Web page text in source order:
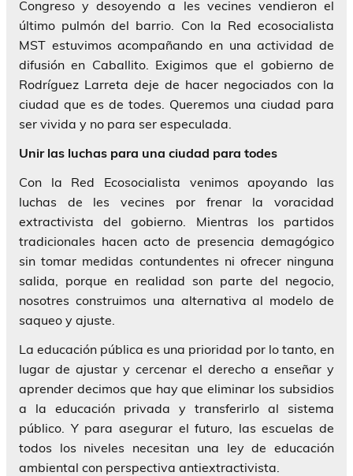
Congreso y desoyendo a les vecines vendieron el
último pulmón del barrio. Con la Red ecosocialista
MST estuvimos acompañando en una actividad de
difusión en Caballito. Exigimos que el gobierno de
Rodríguez Larreta deje de hacer negociados con la
ciudad que es de todes. Queremos una ciudad para
ser vivida y no para ser especulada.
Unir las luchas para una ciudad para todes
Con la Red Ecosocialista venimos apoyando las
luchas de les vecines por frenar la voracidad
extractivista del gobierno. Mientras los partidos
tradicionales hacen acto de presencia demagógico
sin tomar medidas contundentes ni ofrecer ninguna
salida, porque en realidad son parte del negocio,
nosotres construimos una alternativa al modelo de
saqueo y ajuste.
La educación pública es una prioridad por lo tanto, en
lugar de ajustar y cercenar el derecho a enseñar y
aprender decimos que hay que eliminar los subsidios
a la educación privada y transferirlo al sistema
público. Y para asegurar el futuro, las escuelas de
todos los niveles necesitan una ley de educación
ambiental con perspectiva antiextractivista.